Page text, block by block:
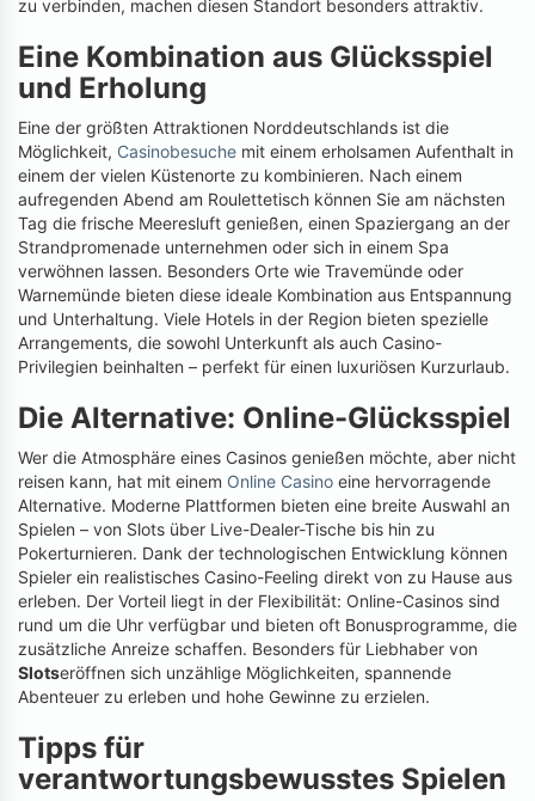
zu verbinden, machen diesen Standort besonders attraktiv.
Eine Kombination aus Glücksspiel
und Erholung
Eine der größten Attraktionen Norddeutschlands ist die
Möglichkeit, Casinobesuche mit einem erholsamen Aufenthalt in
einem der vielen Küstenorte zu kombinieren. Nach einem
aufregenden Abend am Roulettetisch können Sie am nächsten
Tag die frische Meeresluft genießen, einen Spaziergang an der
Strandpromenade unternehmen oder sich in einem Spa
verwöhnen lassen. Besonders Orte wie Travemünde oder
Warnemünde bieten diese ideale Kombination aus Entspannung
und Unterhaltung. Viele Hotels in der Region bieten spezielle
Arrangements, die sowohl Unterkunft als auch Casino-
Privilegien beinhalten – perfekt für einen luxuriösen Kurzurlaub.
Die Alternative: Online-Glücksspiel
Wer die Atmosphäre eines Casinos genießen möchte, aber nicht
reisen kann, hat mit einem Online Casino eine hervorragende
Alternative. Moderne Plattformen bieten eine breite Auswahl an
Spielen – von Slots über Live-Dealer-Tische bis hin zu
Pokerturnieren. Dank der technologischen Entwicklung können
Spieler ein realistisches Casino-Feeling direkt von zu Hause aus
erleben. Der Vorteil liegt in der Flexibilität: Online-Casinos sind
rund um die Uhr verfügbar und bieten oft Bonusprogramme, die
zusätzliche Anreize schaffen. Besonders für Liebhaber von
Slotseröffnen sich unzählige Möglichkeiten, spannende
Abenteuer zu erleben und hohe Gewinne zu erzielen.
Tipps für
verantwortungsbewusstes Spielen